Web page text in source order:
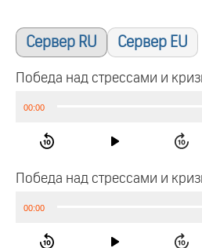
Сервер RU Сервер EU
Победа над стрессами и
Аудиоплеер
00:00
Победа над стрессами и
Аудиоплеер
00:00